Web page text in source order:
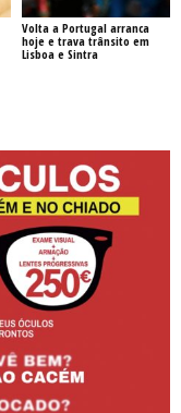
Volta a Portugal arranca
hoje e trava trânsito em
Lisboa e Sintra